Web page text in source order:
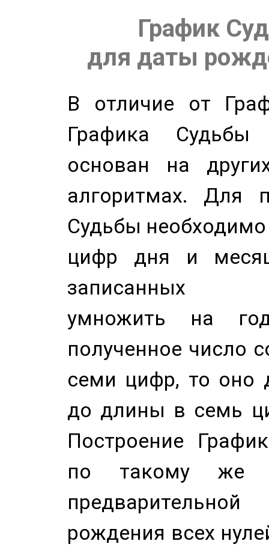
График
для даты
В отличие от
Графика
основан на
алгоритмах. Для
Судьбы
цифр дня и
записанных
умножить на
полученное число
семи цифр, то оно
до длины в семь
Построение
по такому же
рождения всех